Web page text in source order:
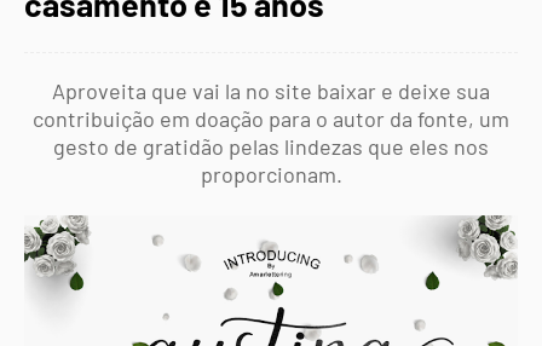
Aproveita que vai la no site baixar e deixe sua
contribuição em doação para o autor da fonte, um
gesto de gratidão pelas lindezas que eles nos
proporcionam.